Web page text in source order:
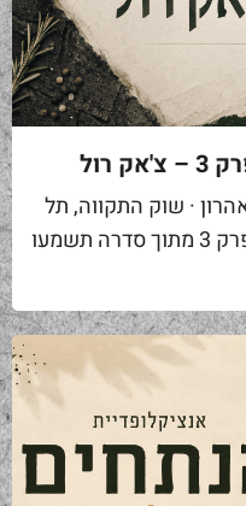
· שוק התקווה, תל
אביב אנציקלופדיית הנתחים · פרק 3 מתוך סדרה תשמעו
הבשר הטובות...